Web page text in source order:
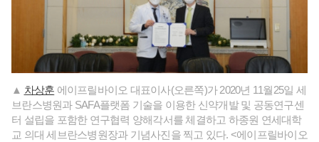
▲ 차상훈 에이프릴바이오 대표이사(오른쪽)가 2020년 11월25일 세
브란스병원과 SAFA플랫폼 기술을 이용한 신약개발 및 공동연구센
터 설립을 포함한 연구협력 양해각서를 체결하고 하종원 연세대학
교 의대 세브란스병원장과 기념사진을 찍고 있다. <에이프릴바이오